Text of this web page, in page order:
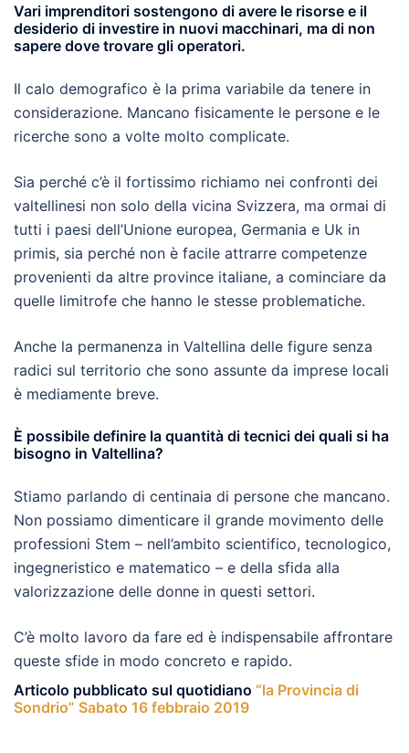
Vari imprenditori sostengono di avere le risorse e il
desiderio di investire in nuovi macchinari, ma di non
sapere dove trovare gli operatori.
Il calo demografico è la prima variabile da tenere in
considerazione. Mancano fisicamente le persone e le
ricerche sono a volte molto complicate.
Sia perché c’è il fortissimo richiamo nei confronti dei
valtellinesi non solo della vicina Svizzera, ma ormai di
tutti i paesi dell’Unione europea, Germania e Uk in
primis, sia perché non è facile attrarre competenze
provenienti da altre province italiane, a cominciare da
quelle limitrofe che hanno le stesse problematiche.
Anche la permanenza in Valtellina delle figure senza
radici sul territorio che sono assunte da imprese locali
è mediamente breve.
È possibile definire la quantità di tecnici dei quali si ha
bisogno in Valtellina?
Stiamo parlando di centinaia di persone che mancano.
Non possiamo dimenticare il grande movimento delle
professioni Stem – nell’ambito scientifico, tecnologico,
ingegneristico e matematico – e della sfida alla
valorizzazione delle donne in questi settori.
C’è molto lavoro da fare ed è indispensabile affrontare
queste sfide in modo concreto e rapido.
Articolo pubblicato sul quotidiano “la Provincia di
Sondrio” Sabato 16 febbraio 2019